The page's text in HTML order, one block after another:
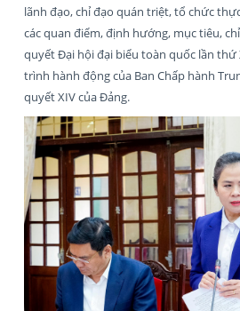
lãnh đạo, chỉ đạo quán triệt, tổ chức
các quan điểm, định hướng, mục tiêu,
quyết Đại hội đại biểu toàn quốc lần thứ
trình hành động của Ban Chấp hành
quyết XIV của Đảng.